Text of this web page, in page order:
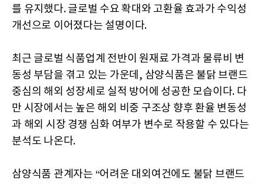
를 유지했다. 글로벌 수요 확대와 고환율 효과가 수익성
개선으로 이어졌다는 설명이다.
최근 글로벌 식품업계 전반이 원재료 가격과 물류비 변
동성 부담을 겪고 있는 가운데, 삼양식품은 불닭 브랜드
중심의 해외 성장세로 실적 방어에 성공한 모습이다. 다
만 시장에서는 높은 해외 비중 구조상 향후 환율 변동성
과 해외 시장 경쟁 심화 여부가 변수로 작용할 수 있다는
분석도 나온다.
삼양식품 관계자는 “어려운 대외여건에도 불닭 브랜드